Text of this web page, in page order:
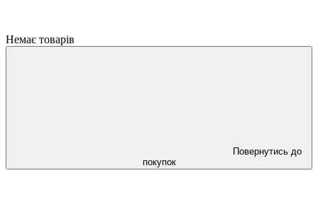
Немає товарів
Повернутись до
покупок